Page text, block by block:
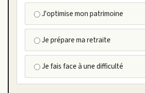
J'optimise mon patrimoine
Je prépare ma retraite
Je fais face à une difficulté